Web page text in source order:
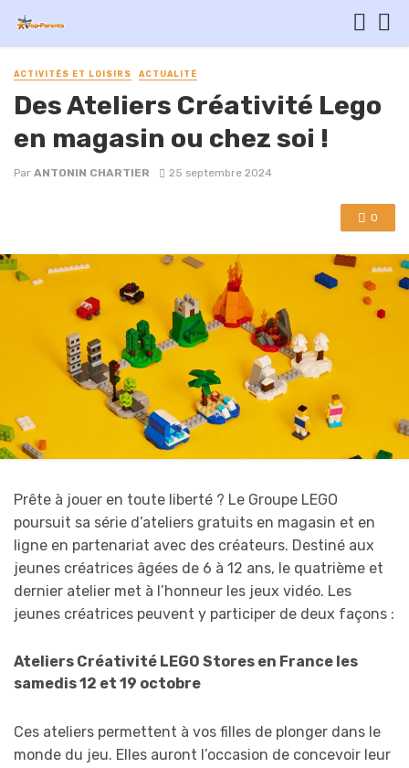
ACTIVITÉS ET LOISIRS ACTUALITÉ
Des Ateliers Créativité Lego
en magasin ou chez soi !
Par ANTONIN CHARTIER 25 septembre 2024
0
Prête à jouer en toute liberté ? Le Groupe LEGO
poursuit sa série d’ateliers gratuits en magasin et en
ligne en partenariat avec des créateurs. Destiné aux
jeunes créatrices âgées de 6 à 12 ans, le quatrième et
dernier atelier met à l’honneur les jeux vidéo. Les
jeunes créatrices peuvent y participer de deux façons :
Ateliers Créativité LEGO Stores en France les
samedis 12 et 19 octobre
Ces ateliers permettent à vos filles de plonger dans le
monde du jeu. Elles auront l’occasion de concevoir leur